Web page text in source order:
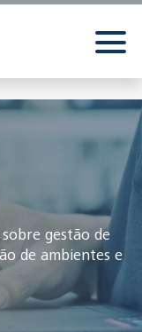
gestão de
de ambientes e